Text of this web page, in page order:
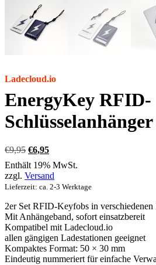
Ladecloud.io
EnergyKey RFID-
€9,95 Ursprünglicher
Preis
war:
€9,95
€6,95Aktueller
Preis
ist:
€6,95.
Enthält 19% MwSt.
zzgl. Versand
Lieferzeit: ca. 2-3 Werktage
2er Set RFID-Keyfobs in verschiedenen
Mit Anhängeband, sofort einsatzbereit
Kompatibel mit Ladecloud.io
allen gängigen Ladestationen geeignet
Kompaktes Format: 50 × 30 mm
Eindeutig nummeriert für einfache